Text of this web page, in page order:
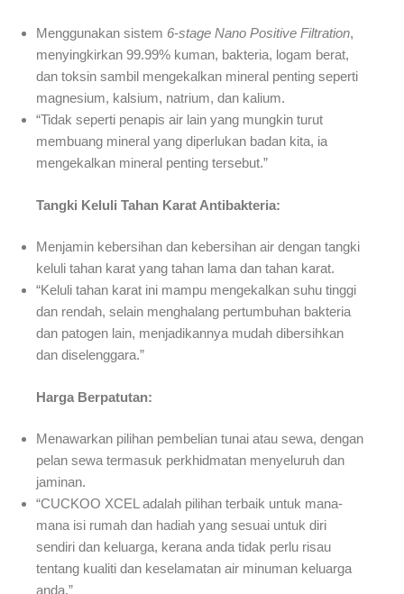
Menggunakan sistem 6-stage Nano Positive Filtration,
menyingkirkan 99.99% kuman, bakteria, logam berat,
dan toksin sambil mengekalkan mineral penting seperti
magnesium, kalsium, natrium, dan kalium.
“Tidak seperti penapis air lain yang mungkin turut
membuang mineral yang diperlukan badan kita, ia
mengekalkan mineral penting tersebut.”
Tangki Keluli Tahan Karat Antibakteria:
Menjamin kebersihan dan kebersihan air dengan tangki
keluli tahan karat yang tahan lama dan tahan karat.
“Keluli tahan karat ini mampu mengekalkan suhu tinggi
dan rendah, selain menghalang pertumbuhan bakteria
dan patogen lain, menjadikannya mudah dibersihkan
dan diselenggara.”
Harga Berpatutan:
Menawarkan pilihan pembelian tunai atau sewa, dengan
pelan sewa termasuk perkhidmatan menyeluruh dan
jaminan.
“CUCKOO XCEL adalah pilihan terbaik untuk mana-
mana isi rumah dan hadiah yang sesuai untuk diri
sendiri dan keluarga, kerana anda tidak perlu risau
tentang kualiti dan keselamatan air minuman keluarga
anda.”